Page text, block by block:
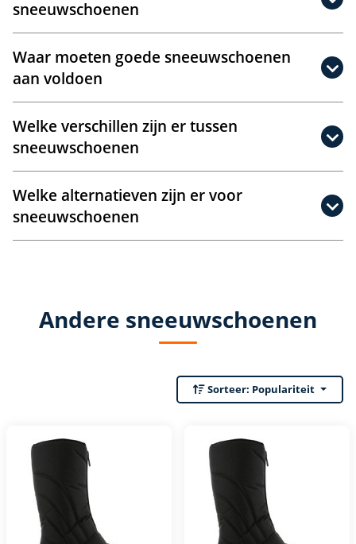
sneeuwschoenen
Waar moeten goede sneeuwschoenen
aan voldoen
Welke verschillen zijn er tussen
sneeuwschoenen
Welke alternatieven zijn er voor
sneeuwschoenen
Andere sneeuwschoenen
Sorteer: Populariteit